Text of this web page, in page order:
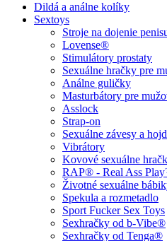
Dildá a análne kolíky
Sextoys
Stroje na dojenie
Lovense®
Stimulátory prostaty
Sexuálne hračky pre
Análne guličky
Masturbátory pre
Asslock
Strap-on
Sexuálne závesy a
Vibrátory
Kovové sexuálne
RAP® - Real Ass
Životné sexuálne
Spekula a rozmetadlo
Sport Fucker Sex Toys
Sexhračky od b-Vibe®
Sexhračky od Tenga®